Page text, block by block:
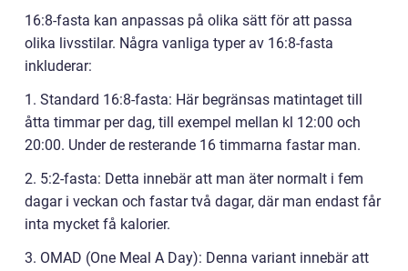
16:8-fasta kan anpassas på olika sätt för att passa
olika livsstilar. Några vanliga typer av 16:8-fasta
inkluderar:
1. Standard 16:8-fasta: Här begränsas matintaget till
åtta timmar per dag, till exempel mellan kl 12:00 och
20:00. Under de resterande 16 timmarna fastar man.
2. 5:2-fasta: Detta innebär att man äter normalt i fem
dagar i veckan och fastar två dagar, där man endast får
inta mycket få kalorier.
3. OMAD (One Meal A Day): Denna variant innebär att